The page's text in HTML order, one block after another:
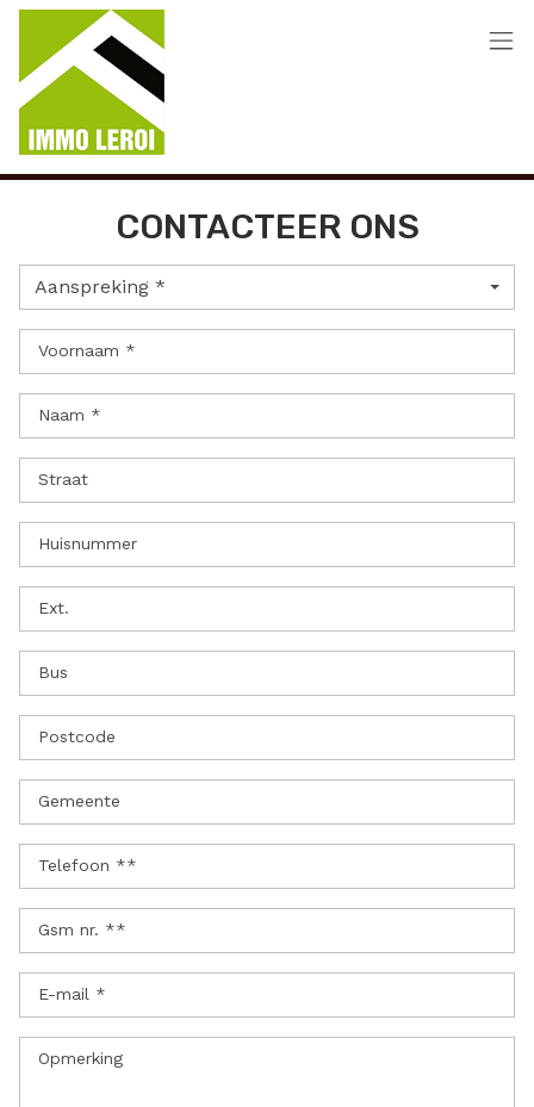
Menu overslaan en naar de inhoud gaan
CONTACTEER ONS
Aanspreking *
Voornaam *
Naam *
Straat
Huisnummer
Ext.
Bus
Postcode
Gemeente
Telefoon **
Gsm nr. **
E-mail *
Opmerking